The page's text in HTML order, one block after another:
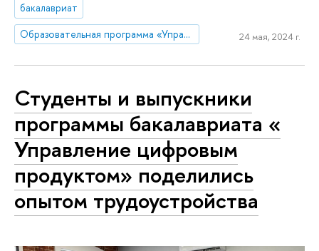
бакалавриат
Образовательная программа «Управление цифровым продуктом»
24 мая, 2024 г.
Студенты и выпускники
программы бакалавриата «
Управление цифровым
продуктом» поделились
опытом трудоустройства